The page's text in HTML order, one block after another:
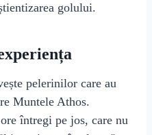
golului.
pelerinilor care au
Muntele Athos.
întregi pe jos, care nu